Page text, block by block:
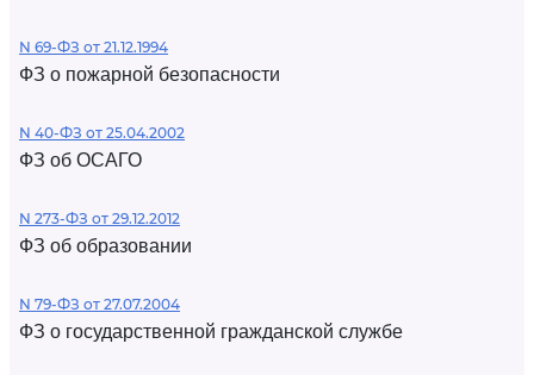
N 69-ФЗ от 21.12.1994
ФЗ о пожарной безопасности
N 40-ФЗ от 25.04.2002
ФЗ об ОСАГО
N 273-ФЗ от 29.12.2012
ФЗ об образовании
N 79-ФЗ от 27.07.2004
ФЗ о государственной гражданской службе